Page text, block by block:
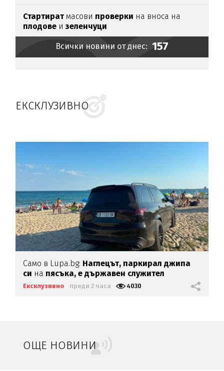
Стартиратмасови проверки на вноса на
плодове и зеленчуци
Всички новини от днес: 157
ЕКСКЛУЗИВНО
Само в Lupa.bg: Наглецът, паркирал джипа
си на пясъка, е държавен служител
Ексклузивно преди 2 часа 4030
ОЩЕ НОВИНИ